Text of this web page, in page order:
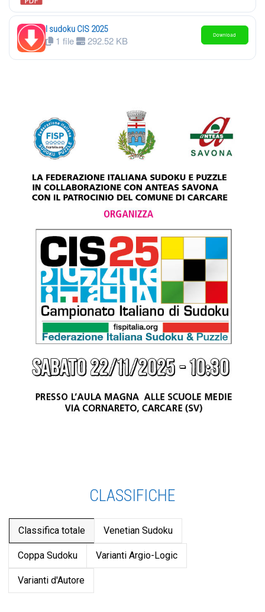
I sudoku CIS 2025
1 file 292.52 KB Download
CLASSIFICHE
Classifica totale Venetian Sudoku
Coppa Sudoku Varianti Argio-Logic
Varianti d'Autore